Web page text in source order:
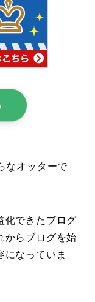
なオッターで
化できたブログ
からブログを始
になっていま